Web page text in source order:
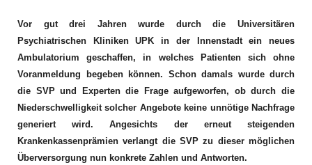
Vor gut drei Jahren wurde durch die Universitären
Psychiatrischen Kliniken UPK in der Innenstadt ein neues
Ambulatorium geschaffen, in welches Patienten sich ohne
Voranmeldung begeben können. Schon damals wurde durch
die SVP und Experten die Frage aufgeworfen, ob durch die
Niederschwelligkeit solcher Angebote keine unnötige Nachfrage
generiert wird. Angesichts der erneut steigenden
Krankenkassenprämien verlangt die SVP zu dieser möglichen
Überversorgung nun konkrete Zahlen und Antworten.